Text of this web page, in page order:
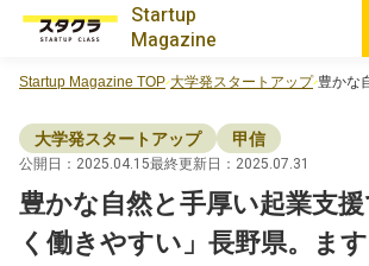
Startup
Magazine
注目スタートアップ
イベント・セミナー
Startup Magazine TOP 大学発スタートアップ 豊かな
大学発スタートアップ 甲信
公開日：2025.04.15最終更新日：2025.07.31
豊かな自然と手厚い起業支
く働きやすい」長野県。ま